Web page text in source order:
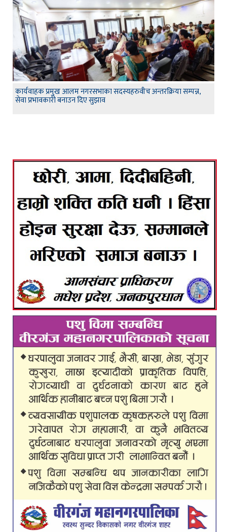
कार्यवाहक प्रमुख आलम नगरसभाका सदस्यहरुवीच अन्तरक्रिया सम्पन्न,
सेवा प्रभावकारी बनाउन दिए सुझाव